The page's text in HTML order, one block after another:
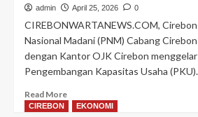
Kinerja
Triwulan
2026
admin April 25, 2026 0
CIREBONWARTANEWS.COM,
Nasional Madani (PNM) Cabang
dengan Kantor OJK Cirebon menggelar
Pengembangan Kapasitas Usaha
Read MoreRead
more
CIREBON EKONOMI